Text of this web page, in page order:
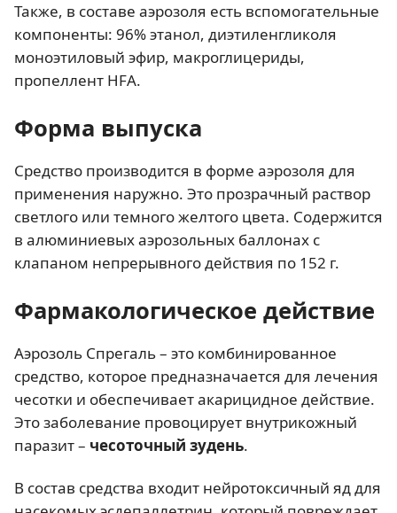
Также, в составе аэрозоля есть вспомогательные
компоненты: 96% этанол, диэтиленгликоля
моноэтиловый эфир, макроглицериды,
пропеллент HFA.
Форма выпуска
Средство производится в форме аэрозоля для
применения наружно. Это прозрачный раствор
светлого или темного желтого цвета. Содержится
в алюминиевых аэрозольных баллонах с
клапаном непрерывного действия по 152 г.
Фармакологическое действие
Аэрозоль Спрегаль – это комбинированное
средство, которое предназначается для лечения
чесотки и обеспечивает акарицидное действие.
Это заболевание провоцирует внутрикожный
паразит – чесоточный зудень.
В состав средства входит нейротоксичный яд для